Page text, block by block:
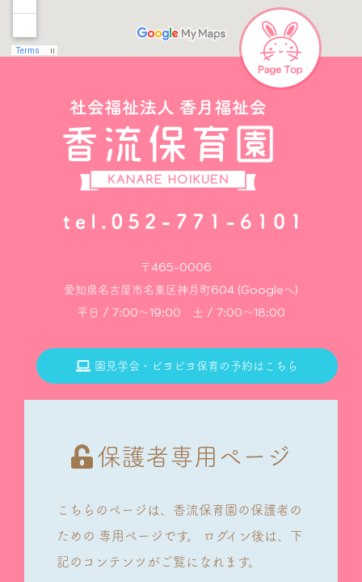
〒465-0006
愛知県名古屋市名東区神月町604 (Googleへ)
平日 / 7:00～19:00 土 / 7:00～18:00
園見学会・ピヨピヨ保育の予約はこちら
保護者専用ページ
こちらのページは、香流保育園の保護者の
ための 専用ページです。
ログイン後は、下
記のコンテンツがご覧になれます。